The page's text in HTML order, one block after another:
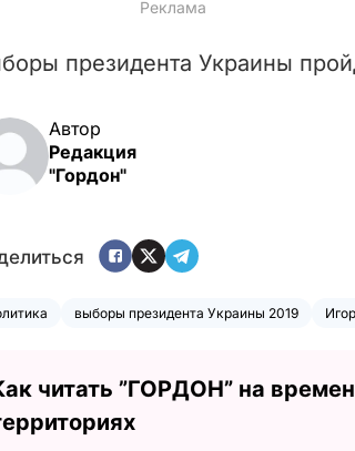
президента Украины
Автор
Редакция
"Гордон"
выборы президента Украины 2019
читать ”ГОРДОН” на